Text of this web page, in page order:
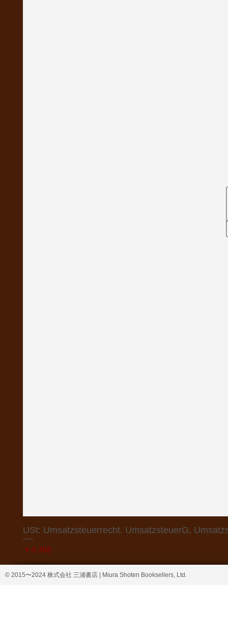
USt: Umsatzsteuerrecht. UmsatzsteuerG,
価格
￥4,368
© 2015〜2024 株式会社 三浦書店 | Miura Shoten Booksellers, Ltd.